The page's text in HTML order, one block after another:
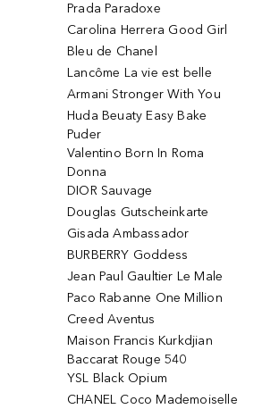
Prada Paradoxe
Carolina Herrera Good Girl
Bleu de Chanel
Lancôme La vie est belle
Armani Stronger With You
Huda Beuaty Easy Bake
Puder
Valentino Born In Roma
Donna
DIOR Sauvage
Douglas Gutscheinkarte
Gisada Ambassador
BURBERRY Goddess
Jean Paul Gaultier Le Male
Paco Rabanne One Million
Creed Aventus
Maison Francis Kurkdjian
Baccarat Rouge 540
YSL Black Opium
CHANEL Coco Mademoiselle